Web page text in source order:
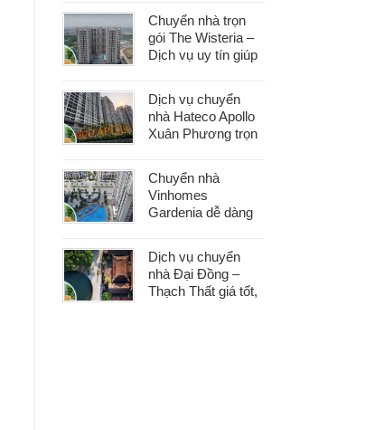
Chuyển nhà trọn
gói The Wisteria –
Dịch vụ uy tín giúp
phát sinh
Dịch vụ chuyển
nhà Hateco Apollo
Xuân Phương trọn
Chuyển nhà
Vinhomes
Gardenia dễ dàng
phát sinh chi phí
Dịch vụ chuyển
nhà Đại Đồng –
Thạch Thất giá tốt,